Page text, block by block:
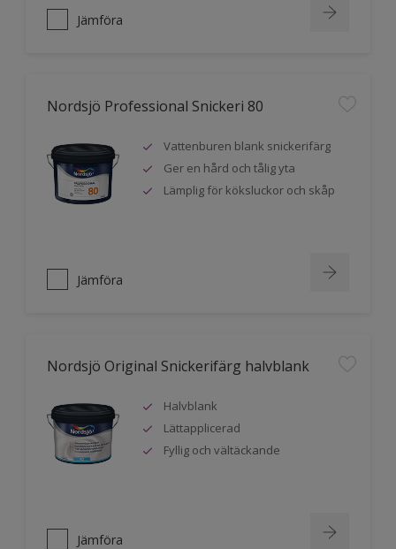
Jämföra
Nordsjö Professional Snickeri 80
Vattenburen blank snickerifärg
Ger en hård och tålig yta
Lämplig för köksluckor och skåp
Jämföra
Nordsjö Original Snickerifärg halvblank
Halvblank
Lättapplicerad
Fyllig och vältäckande
Jämföra